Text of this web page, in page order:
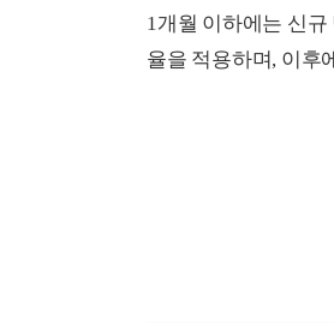
1개월 이하에는 신
율을 적용하며, 이후